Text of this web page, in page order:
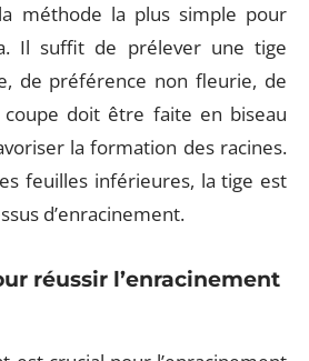
méthode la plus simple pour
Il suffit de prélever une tige
de préférence non fleurie, de
doit être faite en biseau
la formation des racines.
feuilles inférieures, la tige est
d’enracinement.
réussir l’enracinement